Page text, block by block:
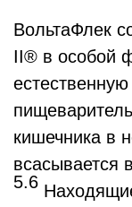
ВольтаФлек
II® в особой
кишечника в
всасывается
5.6